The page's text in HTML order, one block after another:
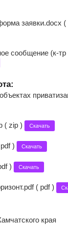
заявки.docx (
сообщение (к-тр
( zip ) Скачать
) Скачать
) Скачать
( pdf )
края